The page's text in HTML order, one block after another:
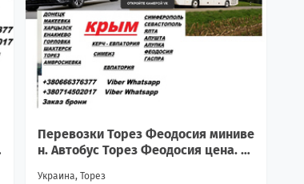
Перевозки Торез Феодосия миниве
н. Автобус Торез Феодосия цена. Р
Украина, Торез